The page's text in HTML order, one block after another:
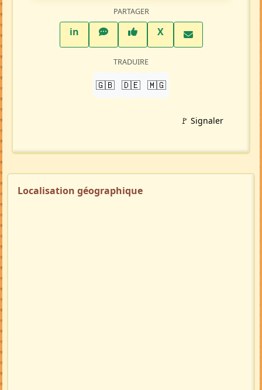
PARTAGER
inLinkedInWhatsAppFacebook
XTwitter X
TRADUIRE
🇬🇧 🇩🇪 🇲🇬
🚩 Signaler
Localisation géographique